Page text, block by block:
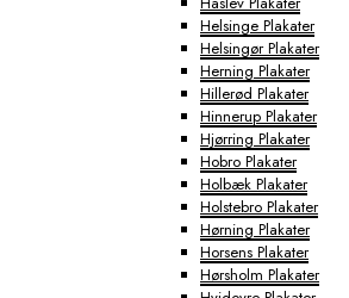
Helsinge Plakater
Helsingør Plakater
Herning Plakater
Hillerød Plakater
Hinnerup Plakater
Hjørring Plakater
Hobro Plakater
Holbæk Plakater
Holstebro Plakater
Hørning Plakater
Horsens Plakater
Hørsholm Plakater